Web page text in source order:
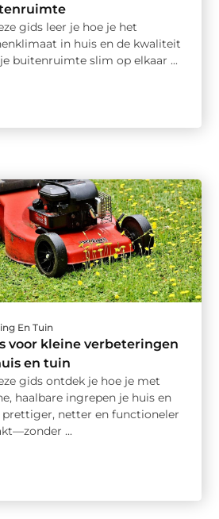
gids leer je hoe je het
in huis en de kwaliteit
buitenruimte slim op elkaar ...
En Tuin
voor kleine verbeteringen
en tuin
gids ontdek je hoe je met
haalbare ingrepen je huis en
netter en functioneler
...